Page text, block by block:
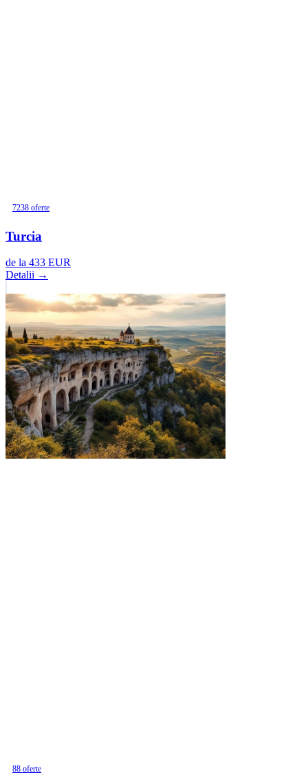
7238 oferte
Turcia
de la 433 EUR
Detalii →
88 oferte